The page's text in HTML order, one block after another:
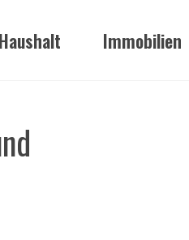
Haushalt Immobilien